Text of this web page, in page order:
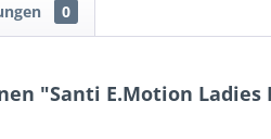
0
"Santi E.Motion Ladies